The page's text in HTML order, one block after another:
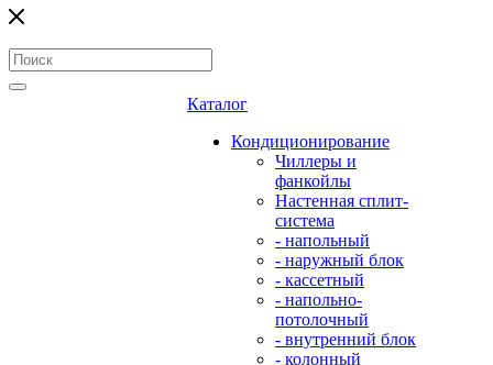
Каталог
Кондиционирование
Чиллеры и
фанкойлы
Настенная сплит-
система
- напольный
- наружный блок
- кассетный
- напольно-
потолочный
- внутренний блок
- колонный